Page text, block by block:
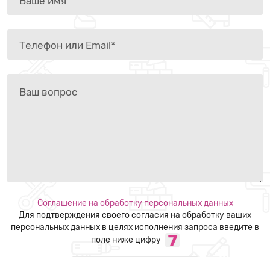
Соглашение на обработку персональных данных
Для подтверждения своего согласия на обработку ваших
персональных данных в целях исполнения запроса введите в
поле ниже цифру